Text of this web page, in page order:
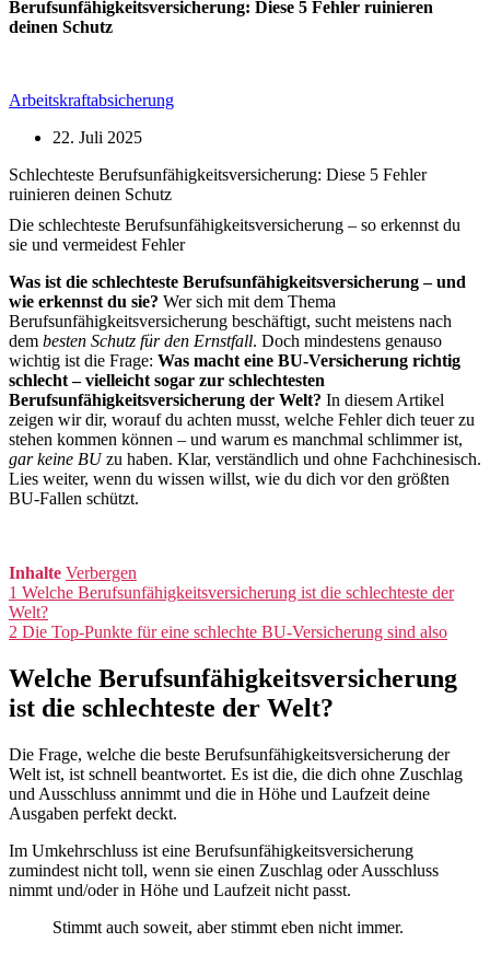
Berufsunfähigkeitsversicherung: Diese 5 Fehler ruinieren
deinen Schutz
Arbeitskraftabsicherung
22. Juli 2025
Schlechteste Berufsunfähigkeitsversicherung: Diese 5 Fehler
ruinieren deinen Schutz
Die schlechteste Berufsunfähigkeitsversicherung – so erkennst du
sie und vermeidest Fehler
Was ist die schlechteste Berufsunfähigkeitsversicherung – und
wie erkennst du sie? Wer sich mit dem Thema
Berufsunfähigkeitsversicherung beschäftigt, sucht meistens nach
dem besten Schutz für den Ernstfall. Doch mindestens genauso
wichtig ist die Frage: Was macht eine BU-Versicherung richtig
schlecht – vielleicht sogar zur schlechtesten
Berufsunfähigkeitsversicherung der Welt? In diesem Artikel
zeigen wir dir, worauf du achten musst, welche Fehler dich teuer zu
stehen kommen können – und warum es manchmal schlimmer ist,
gar keine BUzu haben. Klar, verständlich und ohne Fachchinesisch.
Lies weiter, wenn du wissen willst, wie du dich vor den größten
BU-Fallen schützt.
Inhalte Verbergen
1 Welche Berufsunfähigkeitsversicherung ist die schlechteste der
Welt?
2 Die Top-Punkte für eine schlechte BU-Versicherung sind also
Welche Berufsunfähigkeitsversicherung
ist die schlechteste der Welt?
Die Frage, welche die beste Berufsunfähigkeitsversicherung der
Welt ist, ist schnell beantwortet. Es ist die, die dich ohne Zuschlag
und Ausschluss annimmt und die in Höhe und Laufzeit deine
Ausgaben perfekt deckt.
Im Umkehrschluss ist eine Berufsunfähigkeitsversicherung
zumindest nicht toll, wenn sie einen Zuschlag oder Ausschluss
nimmt und/oder in Höhe und Laufzeit nicht passt.
Stimmt auch soweit, aber stimmt eben nicht immer.